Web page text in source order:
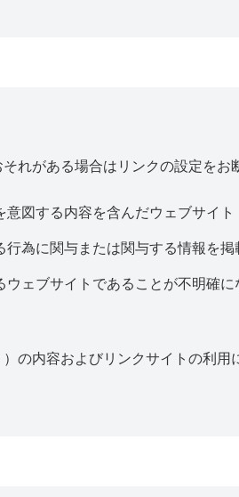
れがある場合はリンクの設定をお
図する内容を含んだウェブサイト
為に関与または関与する情報を掲
ェブサイトであることが不明確に
の内容およびリンクサイトの利用